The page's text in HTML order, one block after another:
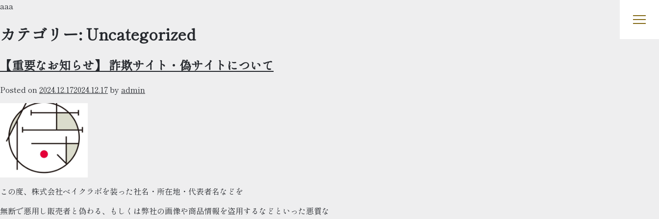
Skip
content
aaa
カテゴリー:Uncategorized
【重要なお知らせ】 詐欺サイト・偽サイトについて
Posted on 2024.12.172024.12.17byadmin
この度、株式会社ベイクラボを装った社名・所在地・代表者名などを
無断で悪用し販売者と偽わる、もしくは弊社の画像や商品情報を盗用するなどといった悪質な